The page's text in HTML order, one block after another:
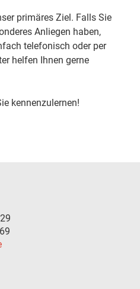
primäres Ziel. Falls Sie
Anliegen haben,
telefonisch oder per
helfen Ihnen gerne
kennenzulernen!